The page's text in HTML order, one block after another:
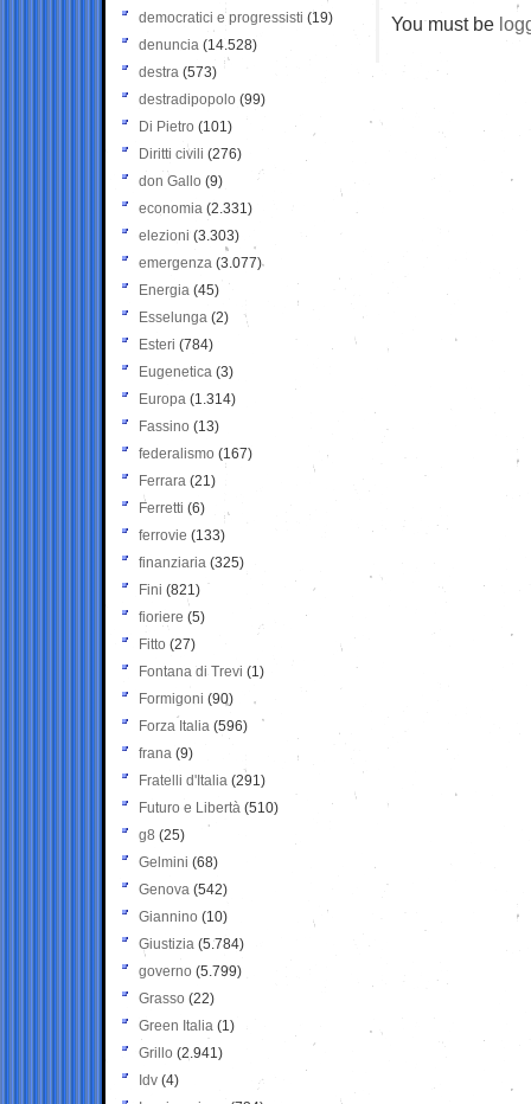
You must be
democratici e progressisti (19)
denuncia (14.528)
destra (573)
destradipopolo (99)
Di Pietro (101)
Diritti civili (276)
don Gallo (9)
economia (2.331)
elezioni (3.303)
emergenza (3.077)
Energia (45)
Esselunga (2)
Esteri (784)
Eugenetica (3)
Europa (1.314)
Fassino (13)
federalismo (167)
Ferrara (21)
Ferretti (6)
ferrovie (133)
finanziaria (325)
Fini (821)
fioriere (5)
Fitto (27)
Fontana di Trevi (1)
Formigoni (90)
Forza Italia (596)
frana (9)
Fratelli d'Italia (291)
Futuro e Libertà (510)
g8 (25)
Gelmini (68)
Genova (542)
Giannino (10)
Giustizia (5.784)
governo (5.799)
Grasso (22)
Green Italia (1)
Grillo (2.941)
Idv (4)